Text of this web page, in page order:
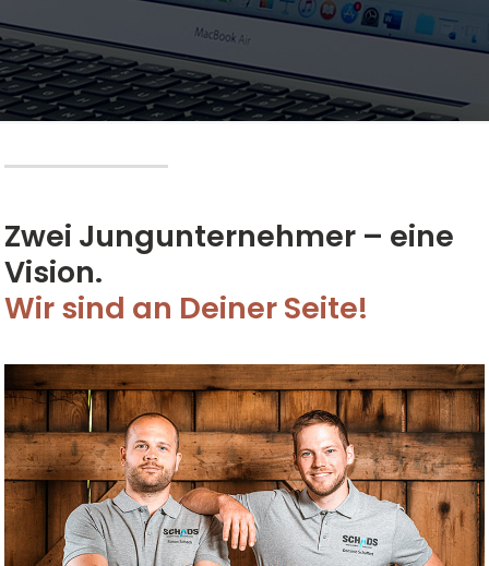
Zwei Jungunternehmer – eine
Vision.
Wir sind an Deiner Seite!